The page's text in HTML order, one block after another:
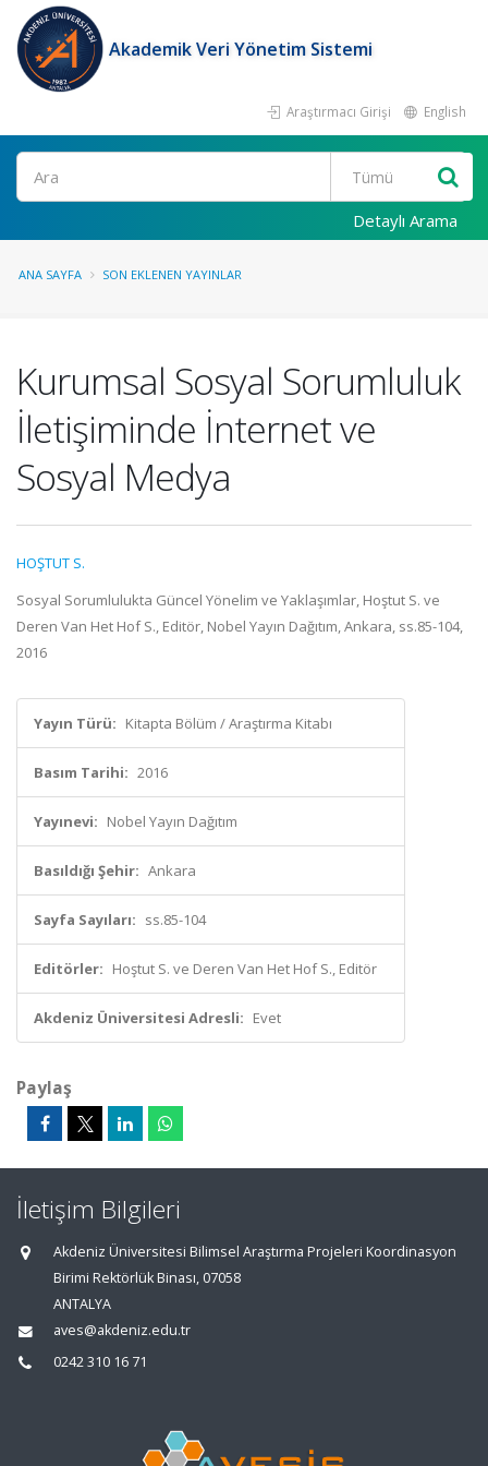
Akademik Veri Yönetim Sistemi
Araştırmacı Girişi English
Ara
Detaylı Arama
ANA SAYFA SON EKLENEN YAYINLAR
Kurumsal Sosyal Sorumluluk
İletişiminde İnternet ve
Sosyal Medya
HOŞTUT S.
Sosyal Sorumlulukta Güncel Yönelim ve Yaklaşımlar, Hoştut S. ve
Deren Van Het Hof S., Editör, Nobel Yayın Dağıtım, Ankara, ss.85-104,
2016
Yayın Türü: Kitapta Bölüm / Araştırma Kitabı
Basım Tarihi: 2016
Yayınevi: Nobel Yayın Dağıtım
Basıldığı Şehir: Ankara
Sayfa Sayıları: ss.85-104
Editörler: Hoştut S. ve Deren Van Het Hof S., Editör
Akdeniz Üniversitesi Adresli: Evet
Paylaş
İletişim Bilgileri
Akdeniz Üniversitesi Bilimsel Araştırma Projeleri Koordinasyon
Birimi Rektörlük Binası, 07058
ANTALYA
aves@akdeniz.edu.tr
0242 310 16 71